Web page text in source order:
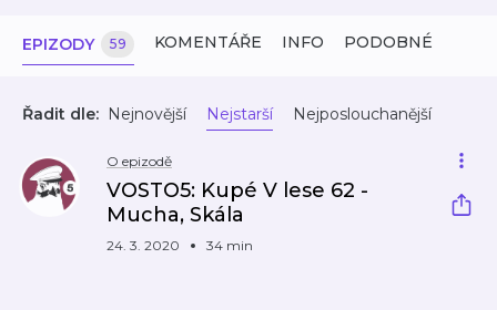
EPIZODY 59 KOMENTÁŘE INFO PODOBNÉ
Řadit dle: Nejnovější Nejstarší Nejposlouchanější
O epizodě
VOSTO5: Kupé V lese 62 -
Mucha, Skála
24. 3. 2020 34 min